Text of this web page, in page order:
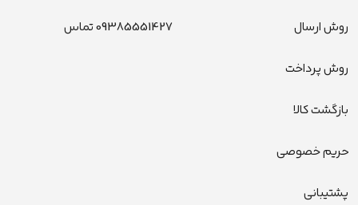
روش ارسال
روش پرداخت
بازگشت کالا
حریم خصوصی
پشتیبانی
09385551427 تماس